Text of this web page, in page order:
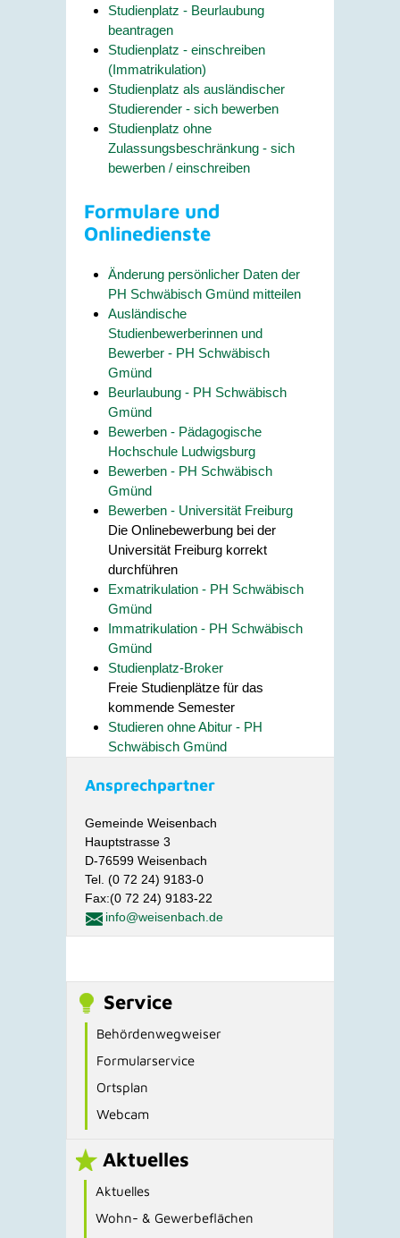
Studienplatz - Beurlaubung
beantragen
Studienplatz - einschreiben
(Immatrikulation)
Studienplatz als ausländischer
Studierender - sich bewerben
Studienplatz ohne
Zulassungsbeschränkung - sich
bewerben / einschreiben
Formulare und
Onlinedienste
Änderung persönlicher Daten der
PH Schwäbisch Gmünd mitteilen
Ausländische
Studienbewerberinnen und
Bewerber - PH Schwäbisch
Gmünd
Beurlaubung - PH Schwäbisch
Gmünd
Bewerben - Pädagogische
Hochschule Ludwigsburg
Bewerben - PH Schwäbisch
Gmünd
Bewerben - Universität Freiburg
Die Onlinebewerbung bei der
Universität Freiburg korrekt
durchführen
Exmatrikulation - PH Schwäbisch
Gmünd
Immatrikulation - PH Schwäbisch
Gmünd
Studienplatz-Broker
Freie Studienplätze für das
kommende Semester
Studieren ohne Abitur - PH
Schwäbisch Gmünd
Ansprechpartner
Gemeinde Weisenbach
Hauptstrasse 3
D-76599 Weisenbach
Tel. (0 72 24) 9183-0
Fax:(0 72 24) 9183-22
info@weisenbach.de
Service
Behördenwegweiser
Formularservice
Ortsplan
Webcam
Aktuelles
Aktuelles
Wohn- & Gewerbeflächen